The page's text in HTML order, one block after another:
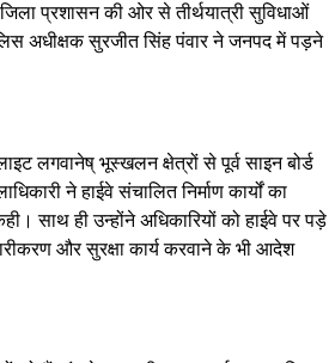
प्रशासन की ओर से तीर्थयात्री सुविधाओं
अधीक्षक सुरजीत सिंह पंवार ने जनपद में पड़ने
लगवानेष् भूस्खलन क्षेत्रों से पूर्व साइन बोर्ड
ने हाईवे संचालित निर्माण कार्यों का
साथ ही उन्होंने अधिकारियों को हाईवे पर पड़े
और सुरक्षा कार्य करवाने के भी आदेश